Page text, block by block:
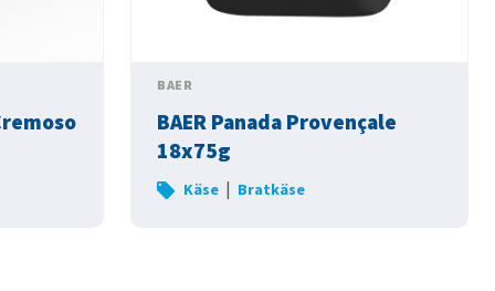
BAER
BAER Panada Provençale
18x75g
Käse | Bratkäse